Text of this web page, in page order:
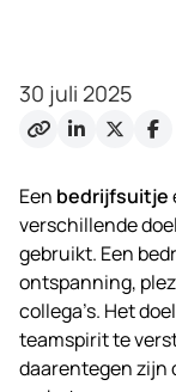
30 juli 2025
Een bedrijfsuitje
verschillende
gebruikt. Een
ontspanning,
collega’s. Het
teamspirit te
daarentegen zijn